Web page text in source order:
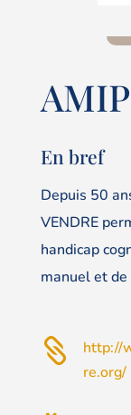
En bref
Depuis 50
VENDRE
handicap
manuel et

http://
re.org/